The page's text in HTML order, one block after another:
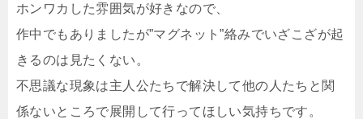
ホンワカした雰囲気が好きなので、
作中でもありましたが”マグネット”絡みでいざこざが起
きるのは見たくない。
不思議な現象は主人公たちで解決して他の人たちと関
係ないところで展開して行ってほしい気持ちです。